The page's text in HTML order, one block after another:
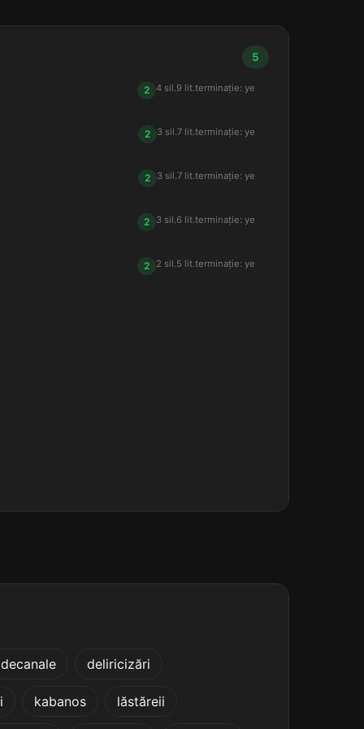
5
2 4 sil.9 lit.terminație: ye
2 3 sil.7 lit.terminație: ye
2 3 sil.7 lit.terminație: ye
2 3 sil.6 lit.terminație: ye
2 2 sil.5 lit.terminație: ye
decanale deliricizări
kabanos lăstăreii